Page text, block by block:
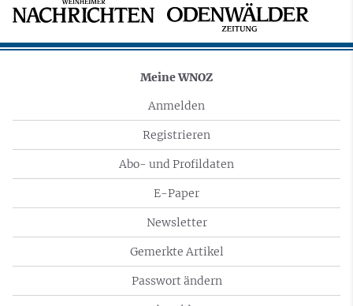
Meine WNOZ
Anmelden
Registrieren
Abo- und Profildaten
E-Paper
Newsletter
Gemerkte Artikel
Passwort ändern